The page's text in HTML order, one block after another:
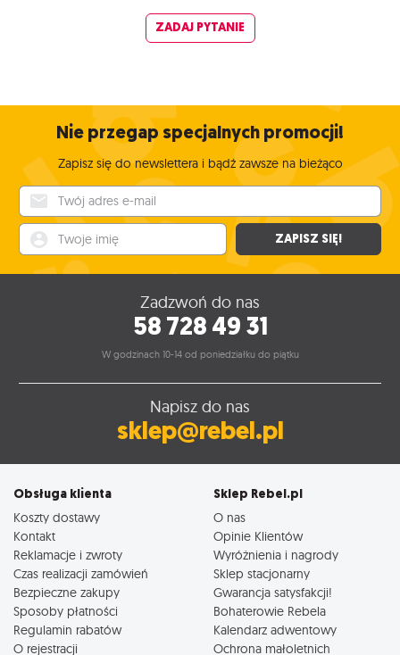
ZADAJ PYTANIE
Nie przegap specjalnych promocji!
Zapisz się do newslettera i bądź zawsze na bieżąco
ZAPISZ SIĘ!
Zadzwoń do nas
58 728 49 31
W godzinach 10-14 od poniedziałku do piątku
Napisz do nas
sklep@rebel.pl
Obsługa klienta
Koszty dostawy
Kontakt
Reklamacje i zwroty
Czas realizacji zamówień
Bezpieczne zakupy
Sposoby płatności
Regulamin rabatów
O rejestracji
Sklep Rebel.pl
O nas
Opinie Klientów
Wyróżnienia i nagrody
Sklep stacjonarny
Gwarancja satysfakcji!
Bohaterowie Rebela
Kalendarz adwentowy
Ochrona małoletnich